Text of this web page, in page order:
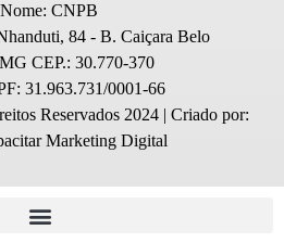
Nome: CNPB
84 - B. Caiçara Belo
CEP.: 30.770-370
31.963.731/0001-66
Reservados 2024 | Criado por:
Marketing Digital